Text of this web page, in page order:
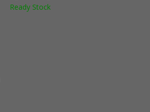
Ready Stock